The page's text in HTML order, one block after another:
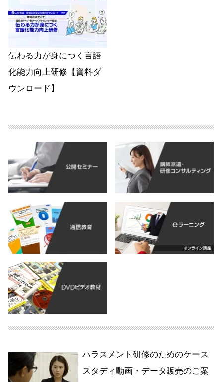
伝わる力が身につく言語
化能力向上研修【資料ダ
ウンロード】
ハラスメント研修のためのケース
スタディ動画・データ販売のご案